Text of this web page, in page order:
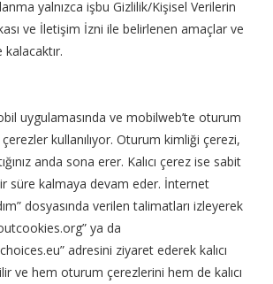
yalnızca işbu Gizlilik/Kişisel Verilerin
ve İletişim İzni ile belirlenen amaçlar ve
uygulamasında ve mobilweb’te oturum
çerezler kullanılıyor. Oturum kimliği çerezi,
anda sona erer. Kalıcı çerez ise sabit
süre kalmaya devam eder. İnternet
dosyasında verilen talimatları izleyerek
ya da
adresini ziyaret ederek kalıcı
ve hem oturum çerezlerini hem de kalıcı